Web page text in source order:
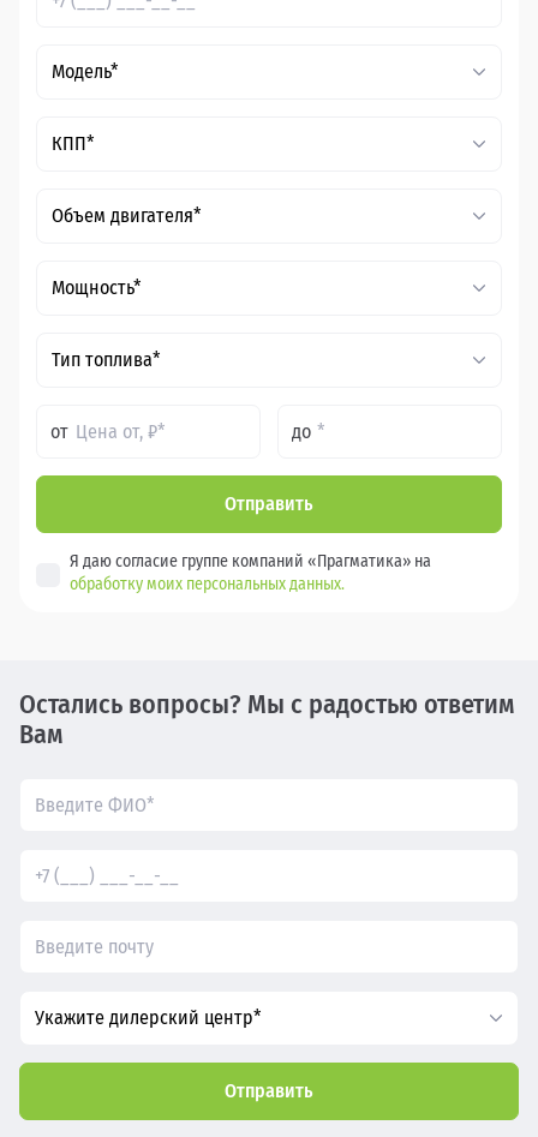
Модель*
КПП*
Объем двигателя*
Мощность*
Тип топлива*
от до
Отправить
Я даю согласие группе компаний «Прагматика» на
обработку моих персональных данных.
Остались вопросы? Мы с радостью ответим
Вам
Укажите дилерский центр*
Отправить